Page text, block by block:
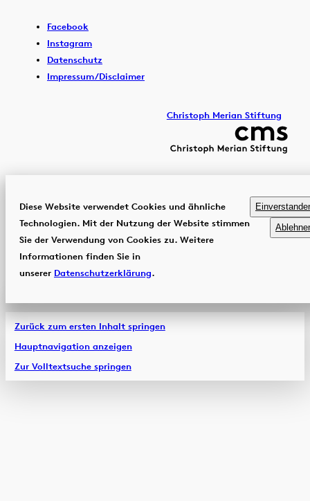
Facebook
Instagram
Datenschutz
Impressum/Disclaimer
Christoph Merian Stiftung
Diese Website verwendet Cookies und ähnliche
Technologien. Mit der Nutzung der Website stimmen
Sie der Verwendung von Cookies zu. Weitere
Informationen finden Sie in
unserer Datenschutzerklärung.
Zurück zum ersten Inhalt springen
Hauptnavigation anzeigen
Zur Volltextsuche springen